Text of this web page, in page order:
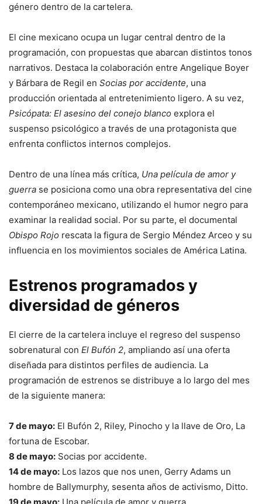
género dentro de la cartelera.
El cine mexicano ocupa un lugar central dentro de la
programación, con propuestas que abarcan distintos tonos
narrativos. Destaca la colaboración entre Angelique Boyer
y Bárbara de Regil en Socias por accidente, una
producción orientada al entretenimiento ligero. A su vez,
Psicópata: El asesino del conejo blanco explora el
suspenso psicológico a través de una protagonista que
enfrenta conflictos internos complejos.
Dentro de una línea más crítica, Una película de amor y
guerra se posiciona como una obra representativa del cine
contemporáneo mexicano, utilizando el humor negro para
examinar la realidad social. Por su parte, el documental
Obispo Rojo rescata la figura de Sergio Méndez Arceo y su
influencia en los movimientos sociales de América Latina.
Estrenos programados y
diversidad de géneros
El cierre de la cartelera incluye el regreso del suspenso
sobrenatural con El Bufón 2, ampliando así una oferta
diseñada para distintos perfiles de audiencia. La
programación de estrenos se distribuye a lo largo del mes
de la siguiente manera:
7 de mayo: El Bufón 2, Riley, Pinocho y la llave de Oro, La
fortuna de Escobar.
8 de mayo: Socias por accidente.
14 de mayo: Los lazos que nos unen, Gerry Adams un
hombre de Ballymurphy, sesenta años de activismo, Ditto.
19 de mayo: Una película de amor y guerra.